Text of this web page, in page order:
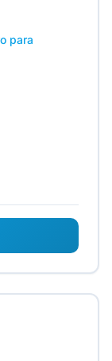
para